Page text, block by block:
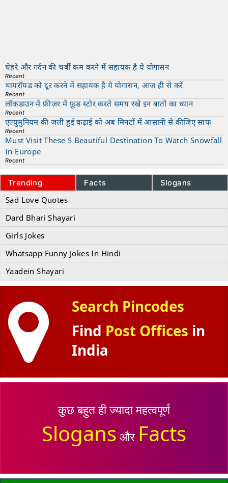
चेहरे और गर्दन की चर्बी कम करने में सहायक है ये योगासन
Recent
थायरॉयड को दूर करने में सहायक है ये योगासन, आज ही से करें
Recent
लॉकडाउन में फ्रीज़र में फ़ूड स्टोर करते समय रखें इन बातों का ध्यान
Recent
एल्युमुनियम की जली हुई कढ़ाई को अब मिनटों में आसानी से कीजिए साफ
Recent
Must Visit These 5 Beautiful Destination To Watch Snowfall
In Europe
Recent
Trending Facts Slogans
Sad Love Quotes
Dard Bhari Shayari
Girls Jokes
Whatsapp Funny Jokes In Hindi
Yaadein Shayari
Search Pincodes
Find Post Offices in
India
कुछ बहुत ही ज्यादा महत्वपूर्ण
Slogans और Facts